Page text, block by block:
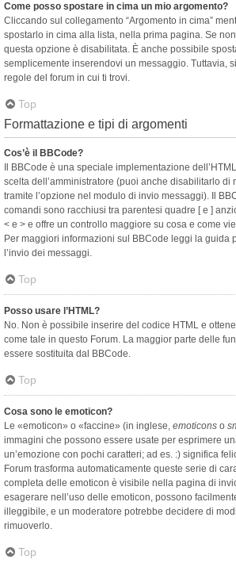
Come posso spostare in cima un mio argomento?
Cliccando sul collegamento “Argomento in cima”
spostarlo in cima alla lista, nella prima pagina. Se
questa opzione è disabilitata. È anche possibile
semplicemente inserendovi un messaggio. Tuttavia,
regole del forum in cui ti trovi.
Top
Formattazione e tipi di argomenti
Cos’è il BBCode?
Il BBCode è una speciale implementazione
scelta dell’amministratore (puoi anche disabilitarlo di
tramite l’opzione nel modulo di invio messaggi). Il
comandi sono racchiusi tra parentesi quadre [ e ]
< e > e offre un controllo maggiore su cosa e come
Per maggiori informazioni sul BBCode leggi la guida
l’invio dei messaggi.
Top
Posso usare l’HTML?
No. Non è possibile inserire del codice HTML e
come tale in questo Forum. La maggior parte delle
essere sostituita dal BBCode.
Top
Cosa sono le emoticon?
Le «emoticon» o «faccine» (in inglese, emoticons o
immagini che possono essere usate per esprimere
un’emozione con pochi caratteri; ad es. :) significa
Forum trasforma automaticamente queste serie di
completa delle emoticon è visibile nella pagina di
esagerare nell’uso delle emoticon, possono
illeggibile, e un moderatore potrebbe decidere di
rimuoverlo.
Top